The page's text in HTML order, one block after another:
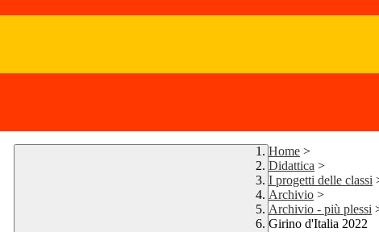
Home >
Didattica >
I progetti delle classi
Archivio >
Archivio - più plessi
Girino d'Italia 2022